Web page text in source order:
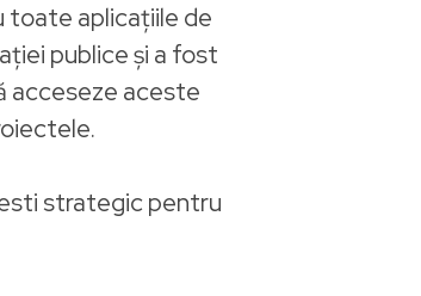
toate aplicațiile de
publice și a fost
acceseze aceste
strategic pentru